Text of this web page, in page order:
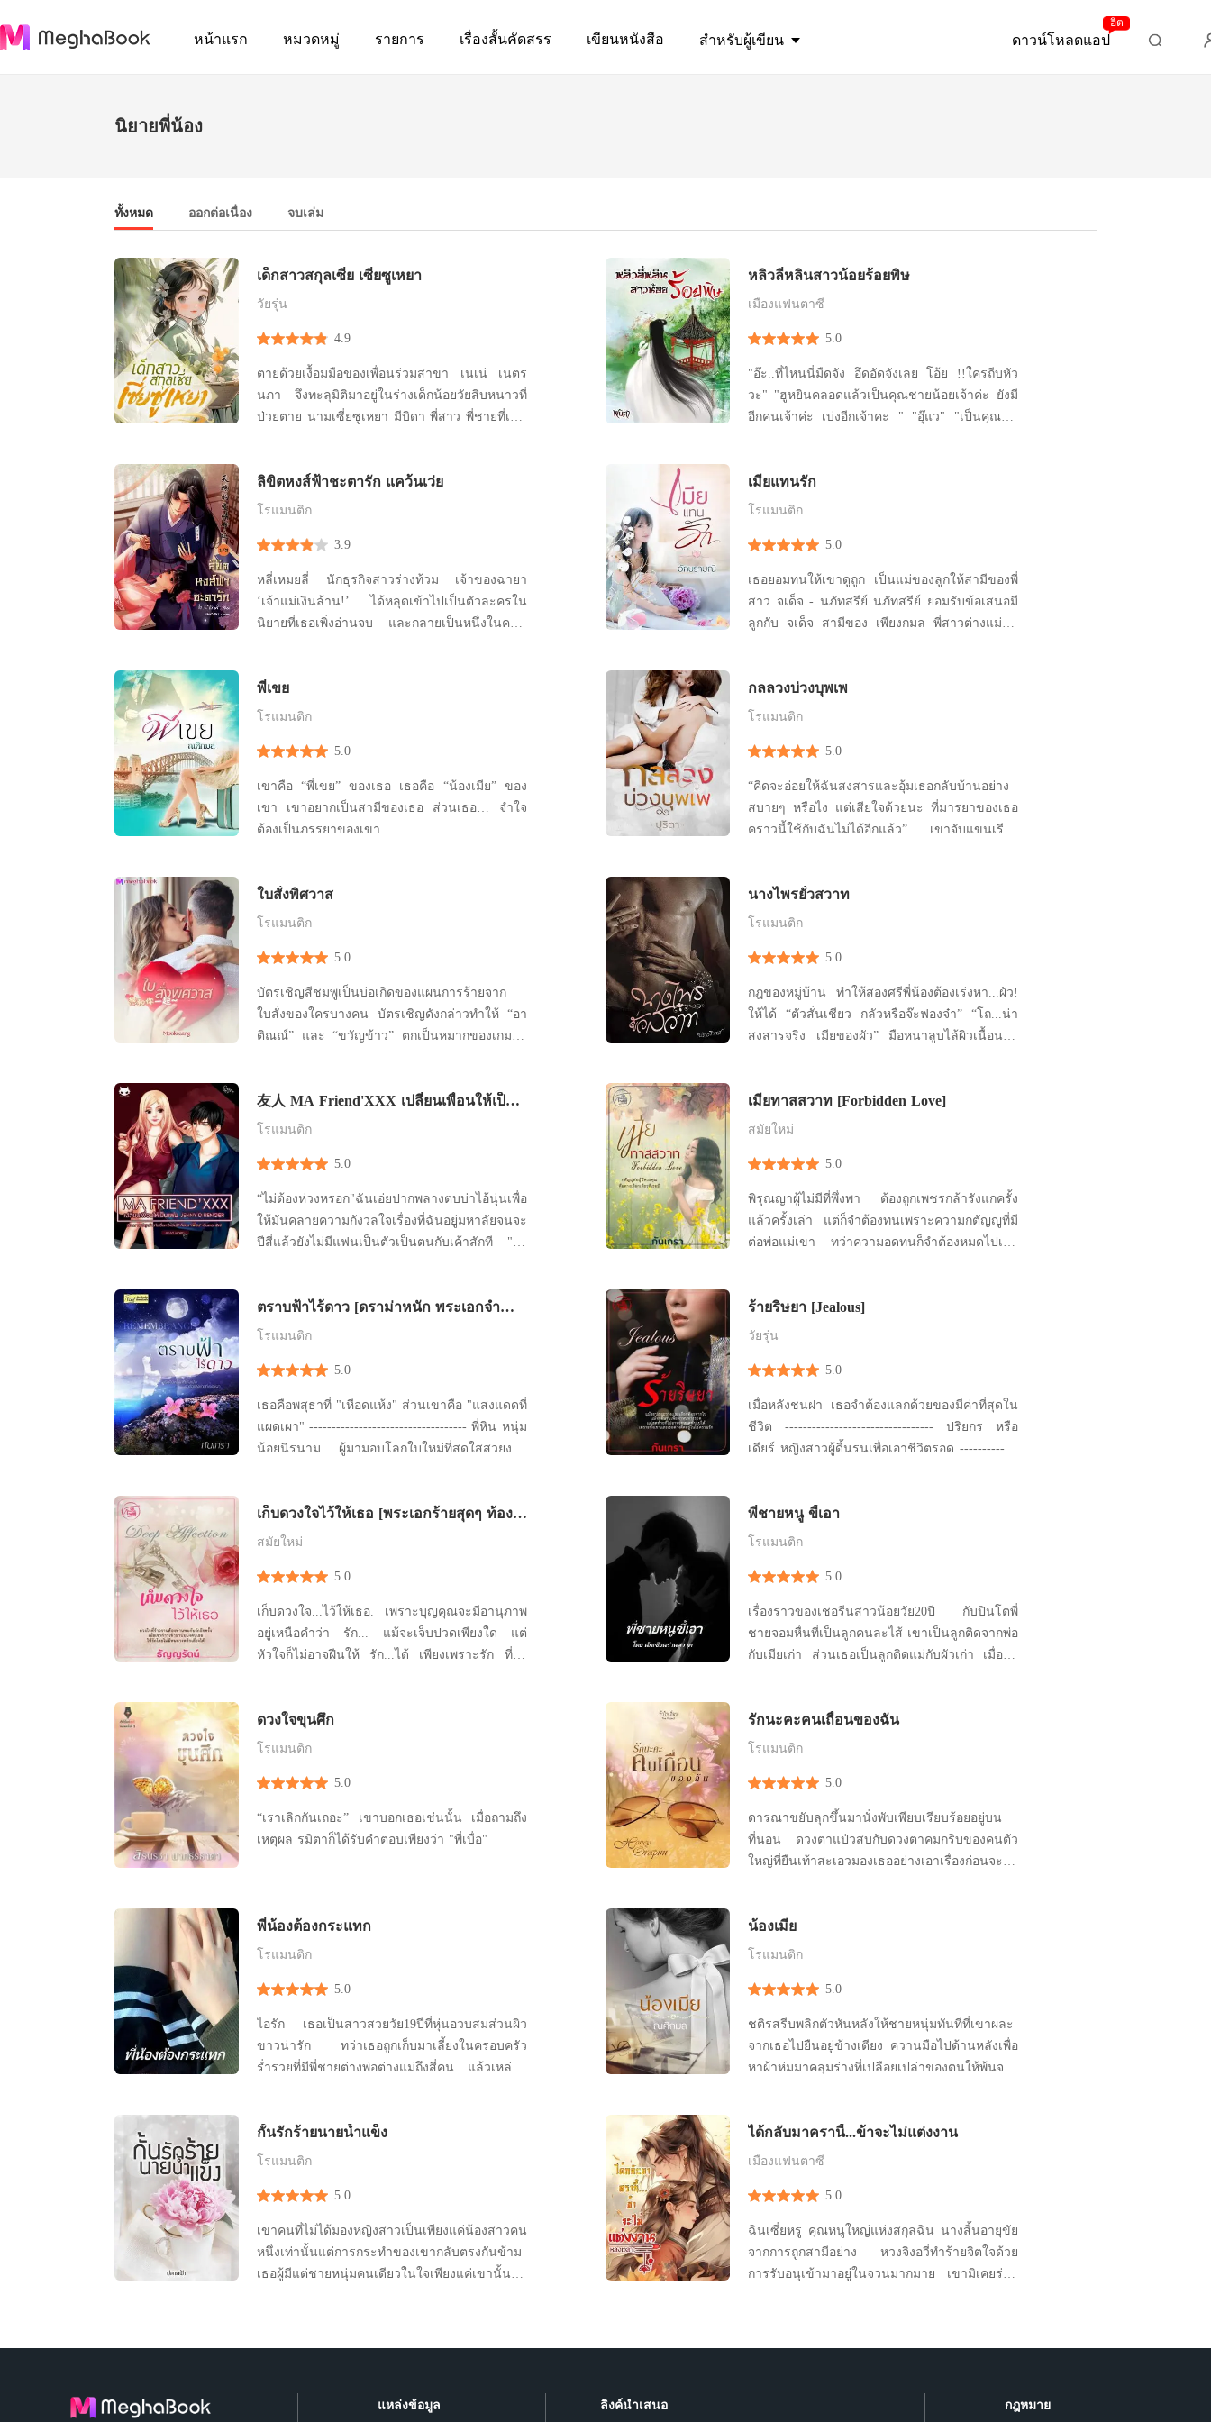
หน้าแรก หมวดหมู่ รายการ เรื่องสั้นคัดสรร เขียนหนังสือ สำหรับผู้เขียน ดาวน์โหลดแอป
ฮิต
นิยายพี่น้อง
ทั้งหมด ออกต่อเนื่อง จบเล่ม
เด็กสาวสกุลเซี่ย เซี่ยซูเหยา
วัยรุ่น
4.9
ตายด้วยเงื้อมมือของเพื่อนร่วมสาขา เนเน่ เนตร
นภา จึงทะลุมิติมาอยู่ในร่างเด็กน้อยวัยสิบหนาวที่
ป่วยตาย นามเซี่ยซูเหยา มีบิดา พี่สาว พี่ชายที่เป็น
หลิวลี่หลินสาวน้อยร้อยพิษ
เมืองแฟนตาซี
5.0
"อ๊ะ..ที่ไหนนี่มืดจัง อึดอัดจังเลย โอ้ย !!ใครถีบหัว
วะ" "ฮูหยินคลอดแล้วเป็นคุณชายน้อยเจ้าค่ะ ยังมี
อีกคนเจ้าค่ะ เบ่งอีกเจ้าคะ " "อุ๊แว" "เป็นคุณหนู
ลิขิตหงส์ฟ้าชะตารัก แคว้นเว่ย
โรแมนติก
3.9
หลี่เหมยลี่ นักธุรกิจสาวร่างท้วม เจ้าของฉายา
‘เจ้าแม่เงินล้าน!’ ได้หลุดเข้าไปเป็นตัวละครใน
นิยายที่เธอเพิ่งอ่านจบ และกลายเป็นหนึ่งในคนที่
จึงต้องงัดทุกความสามารถ ใช้ทุกกลยุทธ์ที่มีเพื่อเอา
ตัวรอดจากการเป็นเคร
เมียแทนรัก
โรแมนติก
5.0
เธอยอมทนให้เขาดูถูก เป็นแม่ของลูกให้สามีของพี่
สาว จเด็จ - นภัทสรีย์ นภัทสรีย์ ยอมรับข้อเสนอมี
ลูกกับ จเด็จ สามีของ เพียงกมล พี่สาวต่างแม่ที่มี
เธอเรียนจนจบ ทั้งที่ จเด็จไม่เห็นด้วยแต่แรกและ
แสดงท่าทีรังเกียจเพราะคิด
พี่เขย
โรแมนติก
5.0
เขาคือ “พี่เขย” ของเธอ เธอคือ “น้องเมีย” ของ
เขา เขาอยากเป็นสามีของเธอ ส่วนเธอ… จำใจ
ต้องเป็นภรรยาของเขา
กลลวงบ่วงบุพเพ
โรแมนติก
5.0
“คิดจะอ่อยให้ฉันสงสารและอุ้มเธอกลับบ้านอย่าง
สบายๆ หรือไง แต่เสียใจด้วยนะ ที่มารยาของเธอ
คราวนี้ใช้กับฉันไม่ได้อีกแล้ว” เขาจับแขนเรียว
ผลักเธอให้ถอยห่าง เหมือนกับว่าเขาเจอของ
สกปรกจนกลัวมันจะมาเปรอะเปื้อนร่างกาย “โ
ใบสั่งพิศวาส
โรแมนติก
5.0
บัตรเชิญสีชมพูเป็นบ่อเกิดของแผนการร้ายจาก
ใบสั่งของใครบางคน บัตรเชิญดังกล่าวทำให้ “อา
ติณณ์” และ “ขวัญข้าว” ตกเป็นหมากของเกมแก้
ตามเกมที่วางไว้ แต่กลับเดินตามใจของตนเอง
เปลี่ยนแผนร้ายให้กลายกลับเป็นแผนรัก
นางไพรยั่วสวาท
โรแมนติก
5.0
กฎของหมู่บ้าน ทำให้สองศรีพี่น้องต้องเร่งหา...ผัว!
ให้ได้ “ตัวสั่นเชียว กลัวหรือจ๊ะฟองจ๋า” “โถ...น่า
สงสารจริง เมียของผัว” มือหนาลูบไล้ผิวเนื้อนวล
บนทรวงอกอวบใหญ่ เสียงหวานแหบพร่าดังออกมา
友人 MA Friend'XXX เปลี่ยนเพื่อนให้เป็น
แฟน
โรแมนติก
5.0
“ไม่ต้องห่วงหรอก"ฉันเอ่ยปากพลางตบบ่าไอ้นุ่นเพื่อ
ให้มันคลายความกังวลใจเรื่องที่ฉันอยู่มหาลัยจนจะ
ปีสี่แล้วยังไม่มีแฟนเป็นตัวเป็นตนกับเค้าสักที "ถ้า
เมียทาสสวาท [Forbidden Love]
สมัยใหม่
5.0
พิรุณญาผู้ไม่มีที่พึ่งพา ต้องถูกเพชรกล้ารังแกครั้ง
แล้วครั้งเล่า แต่ก็จำต้องทนเพราะความกตัญญูที่มี
ต่อพ่อแม่เขา ทว่าความอดทนก็จำต้องหมดไปเมื่อ
------------------------------------------------------------
ตราบฟ้าไร้ดาว [ดราม่าหนัก พระเอกจำ
นางเอกไม่ได้ เลยร้ายใส่]
โรแมนติก
5.0
เธอคือพสุธาที่ "เหือดแห้ง" ส่วนเขาคือ "แสงแดดที่
แผดเผา" ----------------------------------- พี่หิน หนุ่ม
น้อยนิรนาม ผู้มามอบโลกใบใหม่ที่สดใสสวยงาม
เขาเองก็รักปานดวงใจ ‘พี่รักเอ๋ยนะจ๊ะ สามสี่วันที่
ออก
ร้ายริษยา [Jealous]
วัยรุ่น
5.0
เมื่อหลังชนฝา เธอจำต้องแลกด้วยของมีค่าที่สุดใน
ชีวิต --------------------------------- ปริยกร หรือ
เดียร์ หญิงสาวผู้ดิ้นรนเพื่อเอาชีวิตรอด -------------
ด้วยลิปกรอส กำลังสั่นน้อยๆ เมื่อถูกเขาจับจ
เก็บดวงใจไว้ให้เธอ [พระเอกร้ายสุดๆ ท้อง
แล้วหนี]
สมัยใหม่
5.0
เก็บดวงใจ...ไว้ให้เธอ. เพราะบุญคุณจะมีอานุภาพ
อยู่เหนือคำว่า รัก... แม้จะเจ็บปวดเพียงใด แต่
หัวใจก็ไม่อาจฝืนให้ รัก...ได้ เพียงเพราะรัก ที่ถูก
อภิรัชโยธิน ชายผู้บีบบังคับให้เธอต้องรักอย่างไร้
ทางเ
พี่ชายหนู ขี้เอา
โรแมนติก
5.0
เรื่องราวของเชอรีนสาวน้อยวัย20ปี กับปินโตพี่
ชายจอมหื่นที่เป็นลูกคนละไส้ เขาเป็นลูกติดจากพ่อ
กับเมียเก่า ส่วนเธอเป็นลูกติดแม่กับผัวเก่า เมื่อพ่อ
ดวงใจขุนศึก
โรแมนติก
5.0
“เราเลิกกันเถอะ” เขาบอกเธอเช่นนั้น เมื่อถามถึง
เหตุผล รมิตาก็ได้รับคำตอบเพียงว่า "พี่เบื่อ"
รักนะคะคนเถื่อนของฉัน
โรแมนติก
5.0
ดารณาขยับลุกขึ้นมานั่งพับเพียบเรียบร้อยอยู่บน
ที่นอน ดวงตาแป๋วสบกับดวงตาคมกริบของคนตัว
ใหญ่ที่ยืนเท้าสะเอวมองเธออย่างเอาเรื่องก่อนจะ
ว่าเขา 'งอน' เพราะ 'อยากให้ง้อ' “หึงใช่ไหมคะ”
ถามเขายิ้มๆ “ไม่!” เขาปฏิเสธทันคว
พี่น้องต้องกระแทก
โรแมนติก
5.0
ไอรัก เธอเป็นสาวสวยวัย19ปีที่หุ่นอวบสมส่วนผิว
ขาวน่ารัก ทว่าเธอถูกเก็บมาเลี้ยงในครอบครัว
ร่ำรวยที่มีพี่ชายต่างพ่อต่างแม่ถึงสี่คน แล้วเหล่าพี่
หลังใหญ่นี้มีอยู่เจ็ดคนคือไอรักน้องสาวคนเล็กที่ถูก
เก็บมาเลี้ยง ไออุ่นพี่
น้องเมีย
โรแมนติก
5.0
ชติรสรีบพลิกตัวหันหลังให้ชายหนุ่มทันทีที่เขาผละ
จากเธอไปยืนอยู่ข้างเตียง ควานมือไปด้านหลังเพื่อ
หาผ้าห่มมาคลุมร่างที่เปลือยเปล่าของตนให้พ้นจาก
ไว้กับอก มองทรวดทรงอวบอัดที่มีส่วนเว้าส่วนโค้ง
อย่างชัดเจน เธอคือผู้หญิงที่สม
กั้นรักร้ายนายน้ำแข็ง
โรแมนติก
5.0
เขาคนที่ไม่ได้มองหญิงสาวเป็นเพียงแค่น้องสาวคน
หนึ่งเท่านั้นแต่การกระทำของเขากลับตรงกันข้าม
เธอผู้มีแต่ชายหนุ่มคนเดียวในใจเพียงแค่เขานั้นไม่
ได้กลับมาครานี้...ข้าจะไม่แต่งงาน
เมืองแฟนตาซี
5.0
ฉินเซี่ยหรู คุณหนูใหญ่แห่งสกุลฉิน นางสิ้นอายุขัย
จากการถูกสามีอย่าง หวงจิงอวี่ทำร้ายจิตใจด้วย
การรับอนุเข้ามาอยู่ในจวนมากมาย เขามิเคยร่วม
แหล่งข้อมูล ลิงค์นำเสนอ กฎหมาย